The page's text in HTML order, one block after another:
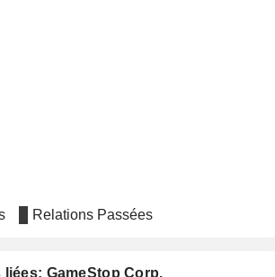
Relations Passées
GameStop Corp.